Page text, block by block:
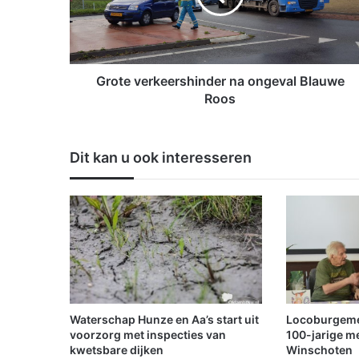
v
k
i
n
d
e
r
n
a
o
n
g
e
v
Grote verkeershinder na ongeval Blauwe
Roos
Dit kan u ook interesseren
Waterschap Hunze en Aa’s start uit
voorzorg met inspecties van
kwetsbare dijken
100-jarige
Winschoten